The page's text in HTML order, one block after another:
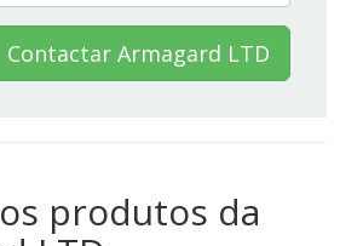
Contactar Armagard LTD
produtos da